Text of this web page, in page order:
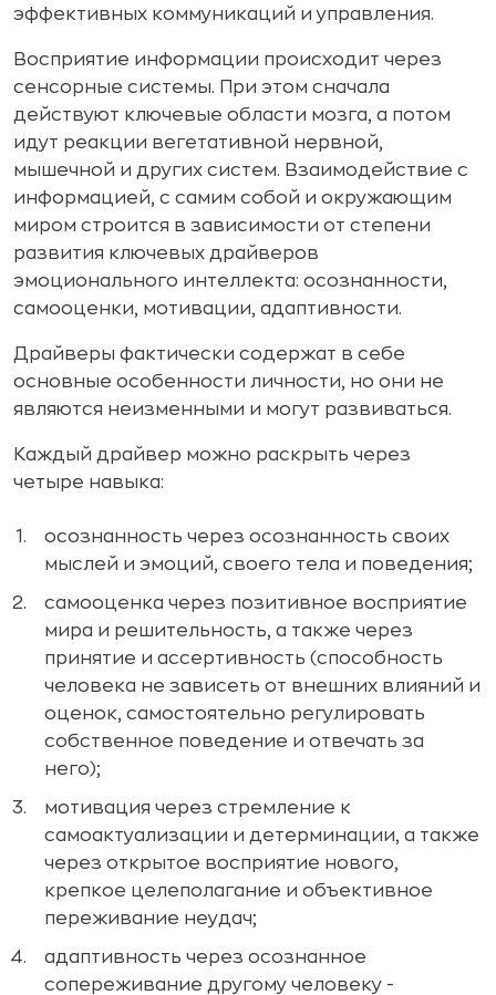
эффективных коммуникаций и управления.
Восприятие информации происходит через
сенсорные системы. При этом сначала
действуют ключевые области мозга, а потом
идут реакции вегетативной нервной,
мышечной и других систем. Взаимодействие с
информацией, с самим собой и окружающим
миром строится в зависимости от степени
развития ключевых драйверов
эмоционального интеллекта: осознанности,
самооценки, мотивации, адаптивности.
Драйверы фактически содержат в себе
основные особенности личности, но они не
являются неизменными и могут развиваться.
Каждый драйвер можно раскрыть через
четыре навыка:
осознанность через осознанность своих
мыслей и эмоций, своего тела и поведения;
самооценка через позитивное восприятие
мира и решительность, а также через
принятие и ассертивность (способность
человека не зависеть от внешних влияний и
оценок, самостоятельно регулировать
собственное поведение и отвечать за
него);
мотивация через стремление к
самоактуализации и детерминации, а также
через открытое восприятие нового,
крепкое целеполагание и объективное
переживание неудач;
адаптивность через осознанное
сопереживание другому человеку -